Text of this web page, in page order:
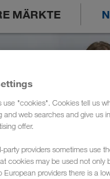
MÄRKTE
use "cookies". Cookies tell us
and web searches and give us
offer.
party providers sometimes use
cookies may be used not only
European providers there is a